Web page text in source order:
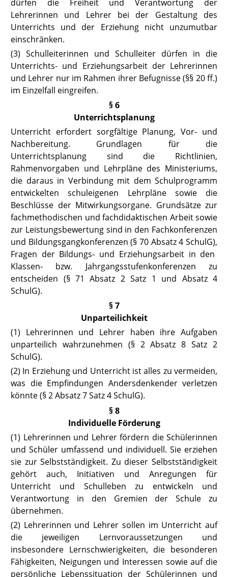
dürfen die Freiheit und Verantwortung der
Lehrerinnen und Lehrer bei der Gestaltung des
Unterrichts und der Erziehung nicht unzumutbar
einschränken.
(3) Schulleiterinnen und Schulleiter dürfen in die
Unterrichts- und Erziehungsarbeit der Lehrerinnen
und Lehrer nur im Rahmen ihrer Befugnisse (§§ 20 ff.)
im Einzelfall eingreifen.
§ 6
Unterrichtsplanung
Unterricht erfordert sorgfältige Planung, Vor- und
Nachbereitung. Grundlagen für die
Unterrichtsplanung sind die Richtlinien,
Rahmenvorgaben und Lehrpläne des Ministeriums,
die daraus in Verbindung mit dem Schulprogramm
entwickelten schuleigenen Lehrpläne sowie die
Beschlüsse der Mitwirkungsorgane. Grundsätze zur
fachmethodischen und fachdidaktischen Arbeit sowie
zur Leistungsbewertung sind in den Fachkonferenzen
und Bildungsgangkonferenzen(§ 70 Absatz 4 SchulG),
Fragen der Bildungs- und Erziehungsarbeit in den
Klassen- bzw. Jahrgangsstufenkonferenzen zu
entscheiden (§ 71 Absatz 2 Satz 1
und Absatz 4
SchulG).
§ 7
Unparteilichkeit
(1) Lehrerinnen und Lehrer haben ihre Aufgaben
unparteilich wahrzunehmen (§ 2 Absatz 8 Satz 2
SchulG).
(2) In Erziehung und Unterricht ist alles zu vermeiden,
was die Empfindungen Andersdenkender verletzen
könnte (§ 2 Absatz 7 Satz 4 SchulG).
§ 8
Individuelle Förderung
(1) Lehrerinnen und Lehrer fördern die Schülerinnen
und Schüler umfassend und individuell. Sie erziehen
sie zur Selbstständigkeit. Zu dieser Selbstständigkeit
gehört auch, Initiativen und Anregungen für
Unterricht und Schulleben zu entwickeln und
Verantwortung in den Gremien der Schule zu
übernehmen.
(2) Lehrerinnen und Lehrer sollen im Unterricht auf
die jeweiligen Lernvoraussetzungen und
insbesondere Lernschwierigkeiten, die besonderen
Fähigkeiten, Neigungen und Interessen sowie auf die
persönliche Lebenssituation der Schülerinnen und